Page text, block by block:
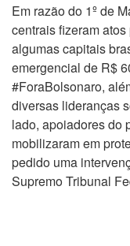
Em razão do 1º de
centrais fizeram
algumas capitais
emergencial de R$
#ForaBolsonaro,
diversas lideranças
lado, apoiadores do
mobilizaram em
pedido uma
Supremo Tribunal